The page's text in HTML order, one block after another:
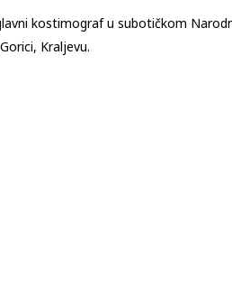
kostimograf u subotičkom
Kraljevu.